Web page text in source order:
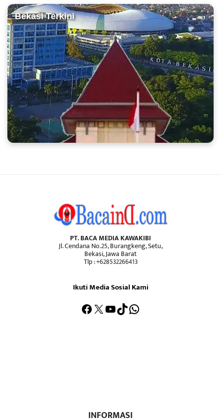
Bekasi Terkini
PT. BACA MEDIA KAWAKIBI
Jl. Cendana No.25, Burangkeng, Setu,
Bekasi, Jawa Barat
Tlp : +628532266413
Ikuti Media Sosial Kami
Facebook
X YouTube
TikTokWhatsApp
INFORMASI